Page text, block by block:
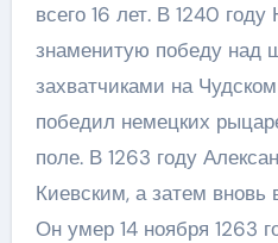
всего 16 лет. В 1240
знаменитую победу над
захватчиками на
победил немецких
поле. В 1263 году
Киевским, а затем
Он умер 14 ноября 1263